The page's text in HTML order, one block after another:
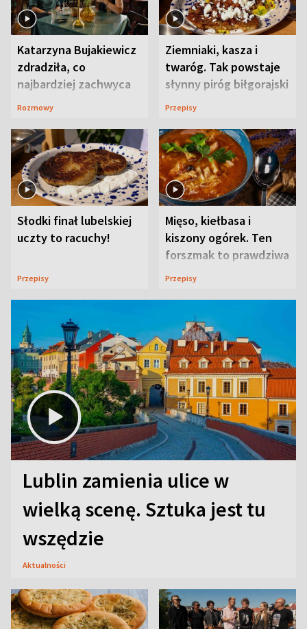
Katarzyna Bujakiewicz
zdradziła, co
najbardziej zachwyca
ją w Lublinie
Rozmowy
Ziemniaki, kasza i
twaróg. Tak powstaje
słynny piróg biłgorajski
Przepisy
Słodki finał lubelskiej
uczty to racuchy!
Przepisy
Mięso, kiełbasa i
kiszony ogórek. Ten
forszmak to prawdziwa
uczta
Przepisy
Lublin zamienia ulice w
wielką scenę. Sztuka jest tu
wszędzie
Aktualności